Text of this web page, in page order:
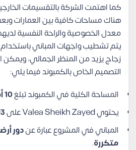
كما اهتمت الشركة بالتقسيمات
هناك مساحات كافية بين العمارات
معدل الخصوصية والراحة النفسية
يتم تشطيب واجهات المباني باستخدام
زجاج يزيد من المنظر الجمالي،
التصميم الخاص بالكمبوند فيما يلي:
المساحة الكلية في الكمبوند تبلغ10 أفدنة
يحتوي Valea Sheikh Zayed على
13
المباني في المشروع عبارة عن
متكررة.